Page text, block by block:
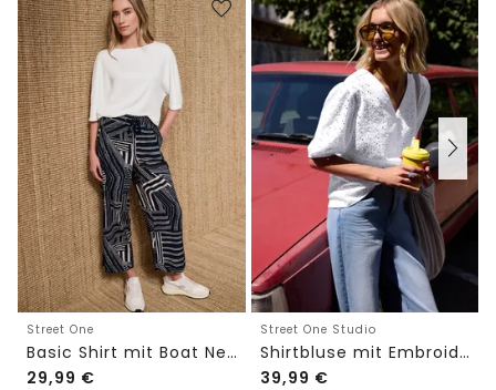
Street One
Basic Shirt mit Boat Neck und Elastikbund
29,99 €
Street One Studio
Shirtbluse mit Embroidery-Front
39,99 €